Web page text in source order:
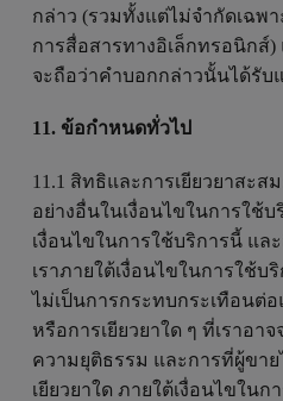
กล่าว (รวมทั้งแต่ไม่จำกัดเฉพ
การสื่อสารทางอิเล็กทรอนิกส์
จะถือว่าคำบอกกล่าวนั้นได้รับ
11. ข้อกำหนดทั่วไป
11.1 สิทธิและการเยียวยาสะส
อย่างอื่นในเงื่อนไขในการใช้
เงื่อนไขในการใช้บริการนี้ แล
เราภายใต้เงื่อนไขในการใช้
ไม่เป็นการกระทบกระเทือนต่
หรือการเยียวยาใด ๆ ที่เราอ
ความยุติธรรม และการที่ผู้ขา
เยียวยาใด ภายใต้เงื่อนไขใน